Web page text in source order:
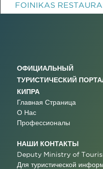
FOINIKAS
ОФИЦИАЛЬНЫЙ
ТУРИСТИЧЕСКИЙ
КИПРА
Главная Страница
О Нас
Профессионалы
НАШИ КОНТАКТЫ
Deputy Ministry of
Для туристической